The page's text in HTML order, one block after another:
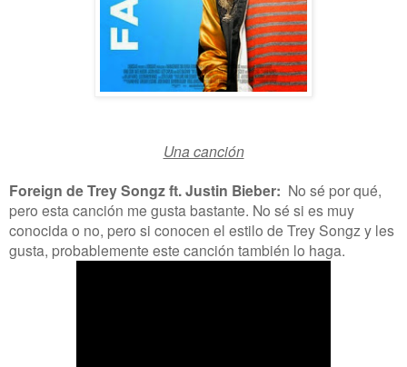
Una canción
Foreign de Trey Songz ft. Justin Bieber: No sé por qué,
pero esta canción me gusta bastante. No sé si es muy
conocida o no, pero si conocen el estilo de Trey Songz y les
gusta, probablemente este canción también lo haga.